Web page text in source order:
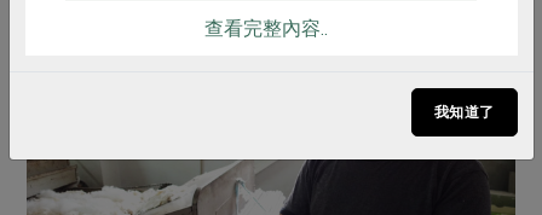
查看完整內容..
我知道了